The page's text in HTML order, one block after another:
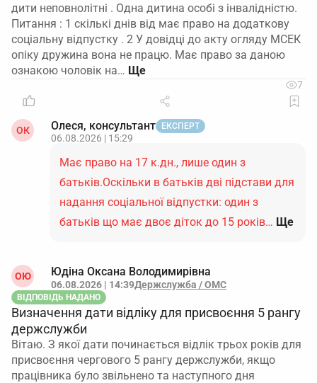
дити неповнолітні . Одна дитина особі з інвалідністю.
Питання : 1 скількі днів від має право на додаткову
соціальну відпустку . 2 У довідці до акту огляду МСЕК
опіку дружина вона не працю. Має право за даною
ознакою чоловік на…
7
ОК Олеся, консультант ЕКСПЕРТ
06.08.2026 | 15:29
Має право на 17 к.дн., лише один з
батьків.Оскільки в батьків дві підстави для
надання соціальної відпустки: один з
батьків що має двоє діток до 15 років… Ще
ОЮ Юдіна Оксана Володимирівна
06.08.2026 | 14:39Держслужба / ОМС
ВІДПОВІДЬ НАДАНО
Визначення дати відліку для присвоєння 5 рангу
держслужби
Вітаю. З якої дати починається відлік трьох років для
присвоєння чергового 5 рангу держслужби, якщо
працівника було звільнено та наступного дня